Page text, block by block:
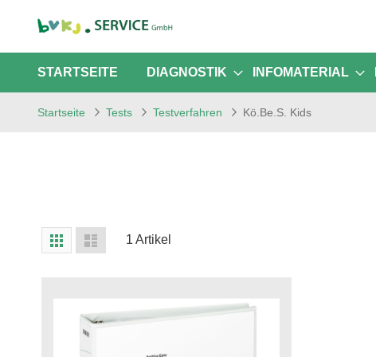
STARTSEITE DIAGNOSTIK INFOMATERIAL
Startseite Tests Testverfahren Kö.Be.S. Kids
Anzeigen
als
Liste Liste 1 Artikel